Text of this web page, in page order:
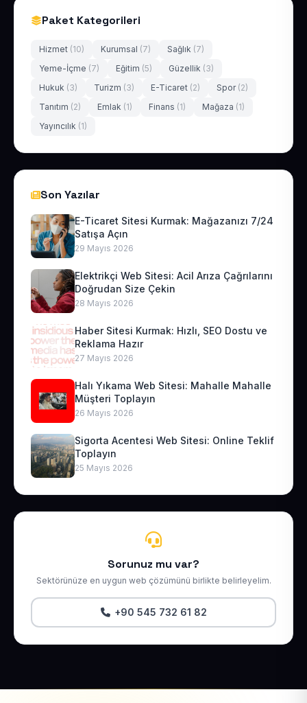
Paket Kategorileri
Hizmet (10) Kurumsal (7) Sağlık (7)
Yeme-İçme (7) Eğitim (5) Güzellik (3)
Hukuk (3) Turizm (3) E-Ticaret (2) Spor (2)
Tanıtım (2) Emlak (1) Finans (1) Mağaza (1)
Yayıncılık (1)
Son Yazılar
E-Ticaret Sitesi Kurmak: Mağazanızı 7/24
Satışa Açın
29 Mayıs 2026
Elektrikçi Web Sitesi: Acil Arıza Çağrılarını
Doğrudan Size Çekin
28 Mayıs 2026
Haber Sitesi Kurmak: Hızlı, SEO Dostu ve
Reklama Hazır
27 Mayıs 2026
Halı Yıkama Web Sitesi: Mahalle Mahalle
Müşteri Toplayın
26 Mayıs 2026
Sigorta Acentesi Web Sitesi: Online Teklif
Toplayın
25 Mayıs 2026
Sorunuz mu var?
Sektörünüze en uygun web çözümünü birlikte belirleyelim.
+90 545 732 61 82